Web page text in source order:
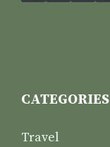
CATEGORIES
Travel